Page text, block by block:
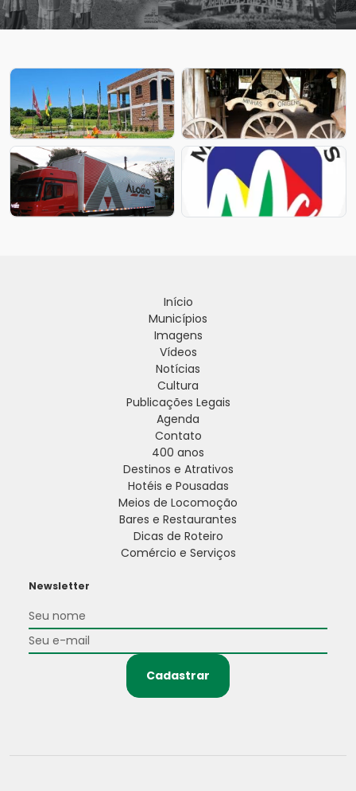
Início
Municípios
Imagens
Vídeos
Notícias
Cultura
Publicações Legais
Agenda
Contato
400 anos
Destinos e Atrativos
Hotéis e Pousadas
Meios de Locomoção
Bares e Restaurantes
Dicas de Roteiro
Comércio e Serviços
Newsletter
Cadastrar